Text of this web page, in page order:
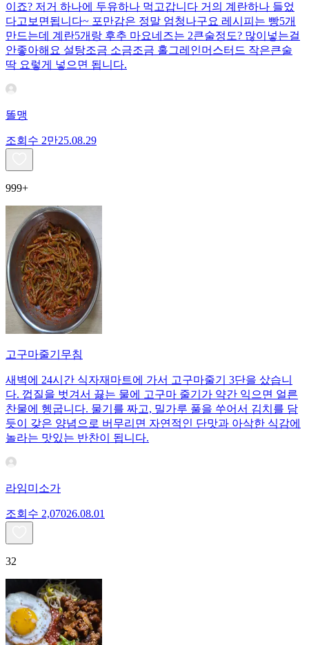
이죠? 저거 하나에 두유하나 먹고갑니다 거의 계란하나 들었
다고보면됩니다~ 포만감은 정말 엄청나구요 레시피는 빵5개
만드는데 계란5개랑 후추 마요네즈는 2큰술정도? 많이넣는걸
안좋아해요 설탕조금 소금조금 홀그레인머스터드 작은큰술
딱 요렇게 넣으면 됩니다.
똘맹
조회수 2만25.08.29
999+
고구마줄기무침
새벽에 24시간 식자재마트에 가서 고구마줄기 3단을 샀습니
다. 껍질을 벗겨서 끓는 물에 고구마 줄기가 약간 익으면 얼른
찬물에 헹굽니다. 물기를 짜고, 밀가루 풀을 쑤어서 김치를 담
듯이 갖은 양념으로 버무리면 자연적인 단맛과 아삭한 식감에
놀라는 맛있는 반찬이 됩니다.
라임미소가
조회수 2,07026.08.01
32